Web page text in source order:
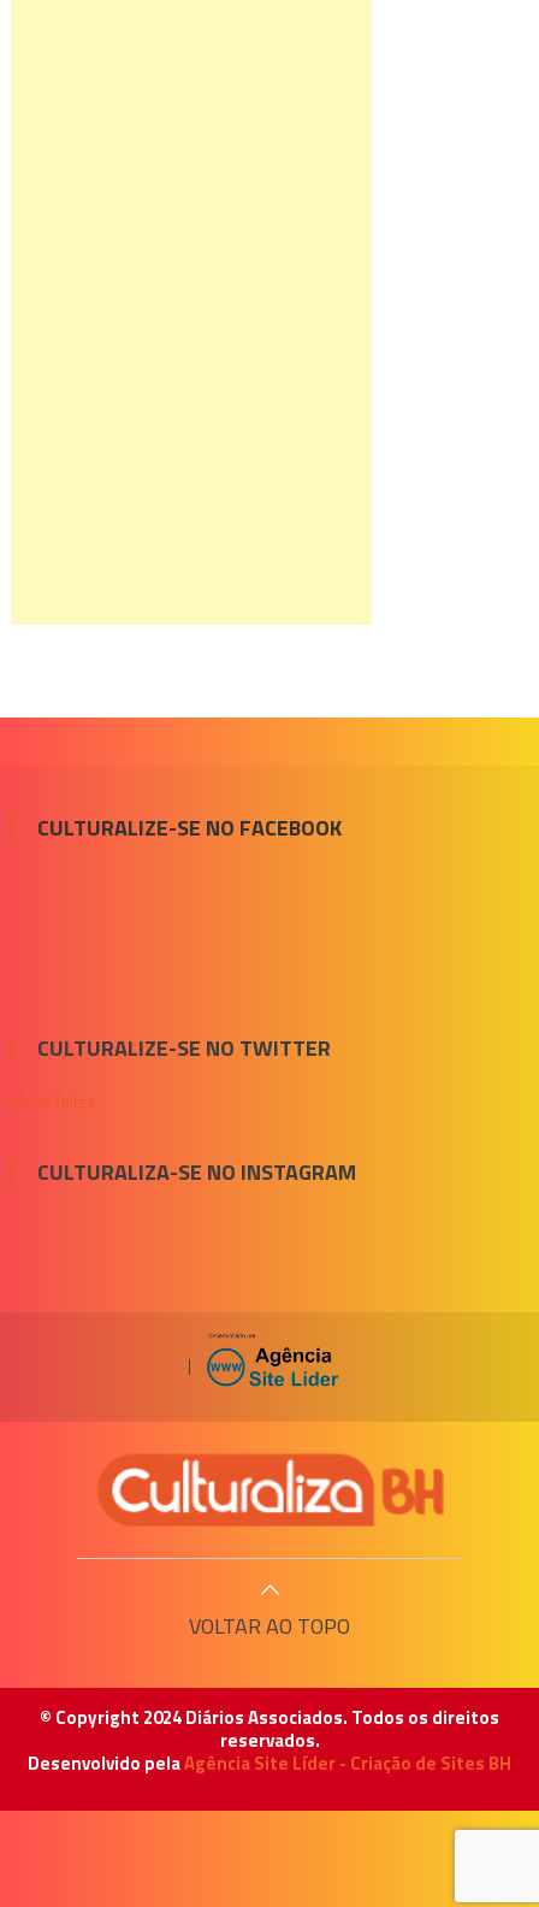
CULTURALIZE-SE NO FACEBOOK
CULTURALIZE-SE NO TWITTER
Meus Tuítes
CULTURALIZA-SE NO INSTAGRAM
|
VOLTAR AO TOPO
© Copyright 2024 Diários Associados. Todos os direitos
reservados.
Desenvolvido pelaAgência Site Líder - Criação de Sites BH